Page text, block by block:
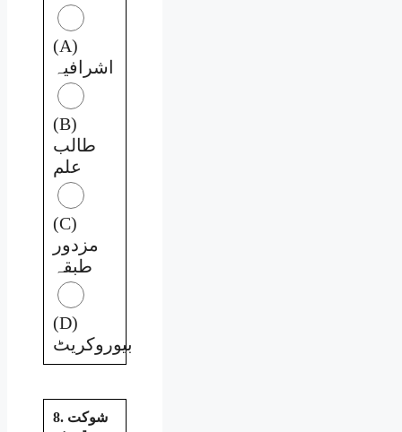
(A)
اشرافیہ
(B)
طالب
علم
(C)
مزدور
طبقہ
(D)
بیوروکریٹ
8. شوکت